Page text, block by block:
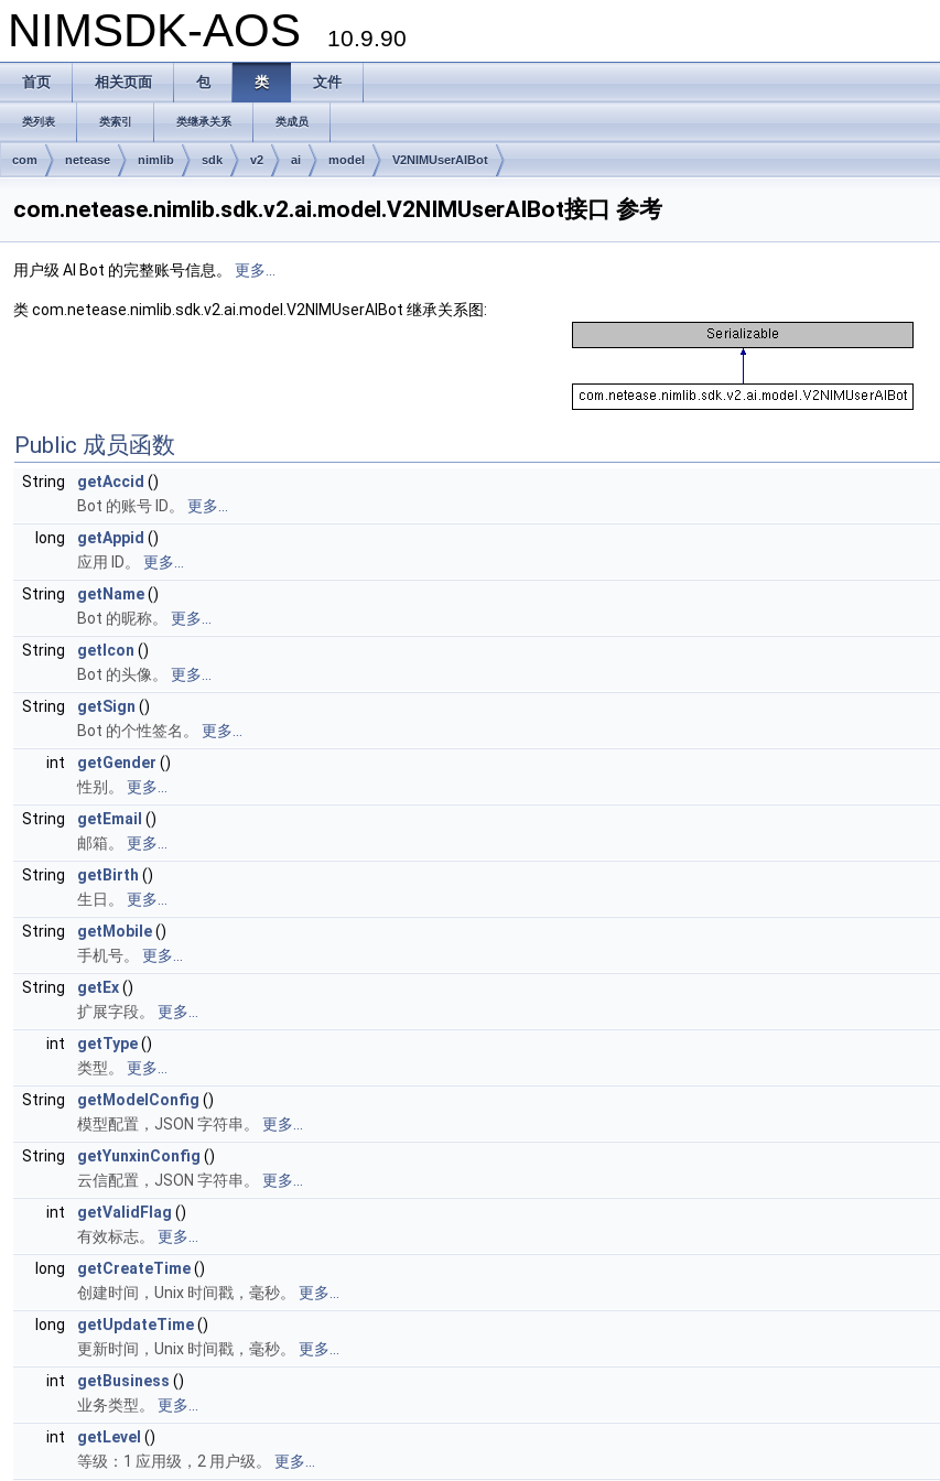
NIMSDK-AOS 10.9.90
首页 相关页面 包 类 文件
类列表 类索引 类继承关系 类成员
com netease nimlib sdk v2 ai model V2NIMUserAIBot
com.netease.nimlib.sdk.v2.ai.model.V2NIMUserAIBot接口 参考
用户级 AI Bot 的完整账号信息。 更多...
类 com.netease.nimlib.sdk.v2.ai.model.V2NIMUserAIBot 继承关系图:
Public 成员函数
String getAccid ()
Bot 的账号 ID。 更多...
long
getAppid ()
应用 ID。 更多...
String
getName()
Bot 的昵称。 更多...
String
getIcon ()
Bot 的头像。 更多...
String
getSign ()
Bot 的个性签名。 更多...
int
getGender ()
性别。 更多...
String
getEmail ()
邮箱。 更多...
String
getBirth ()
生日。 更多...
String
getMobile()
手机号。 更多...
String
getEx()
扩展字段。 更多...
int
getType()
类型。 更多...
String
getModelConfig ()
模型配置，JSON 字符串。 更多...
String
getYunxinConfig ()
云信配置，JSON 字符串。 更多...
int
getValidFlag ()
有效标志。 更多...
long
getCreateTime()
创建时间，Unix 时间戳，毫秒。 更多...
long
getUpdateTime()
更新时间，Unix 时间戳，毫秒。 更多...
int
getBusiness ()
业务类型。 更多...
int
getLevel ()
等级：1 应用级，2 用户级。 更多...